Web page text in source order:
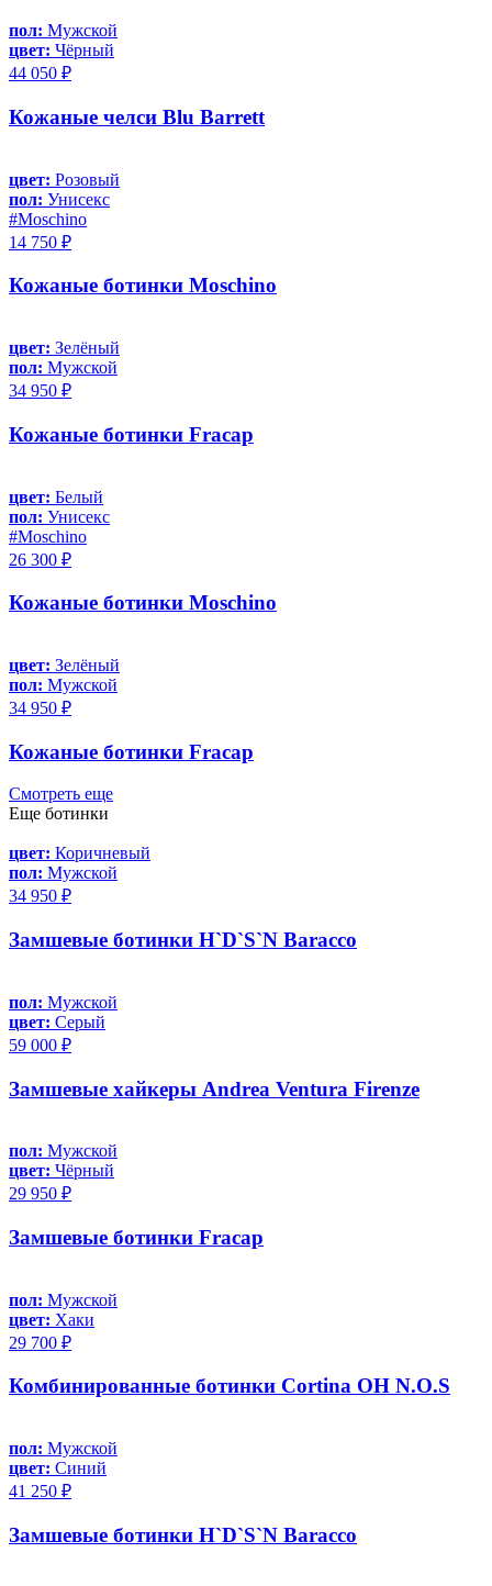
пол: Мужской
цвет: Чёрный
44 050 ₽
Кожаные челси Blu Barrett
цвет: Розовый
пол: Унисекс
#Moschino
14 750 ₽
Кожаные ботинки Moschino
цвет: Зелёный
пол: Мужской
34 950 ₽
Кожаные ботинки Fracap
цвет: Белый
пол: Унисекс
#Moschino
26 300 ₽
Кожаные ботинки Moschino
цвет: Зелёный
пол: Мужской
34 950 ₽
Кожаные ботинки Fracap
Смотреть еще
Еще ботинки
цвет: Коричневый
пол: Мужской
34 950 ₽
Замшевые ботинки H`D`S`N Baracco
пол: Мужской
цвет: Серый
59 000 ₽
Замшевые хайкеры Andrea Ventura Firenze
пол: Мужской
цвет: Чёрный
29 950 ₽
Замшевые ботинки Fracap
пол: Мужской
цвет: Хаки
29 700 ₽
Комбинированные ботинки Cortina OH N.O.S
пол: Мужской
цвет: Синий
41 250 ₽
Замшевые ботинки H`D`S`N Baracco